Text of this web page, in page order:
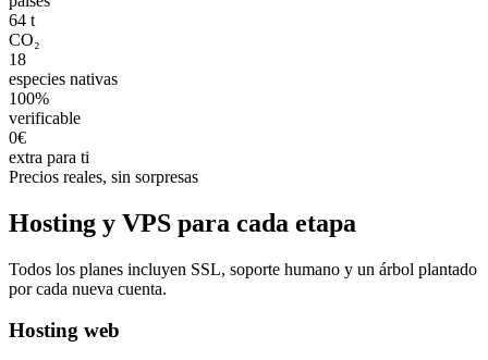
64 t
CO₂
18
especies nativas
100%
verificable
0€
extra para ti
Precios reales, sin sorpresas
Hosting y VPS para cada etapa
Todos los planes incluyen SSL, soporte humano y un árbol plantado
por cada nueva cuenta.
Hosting web